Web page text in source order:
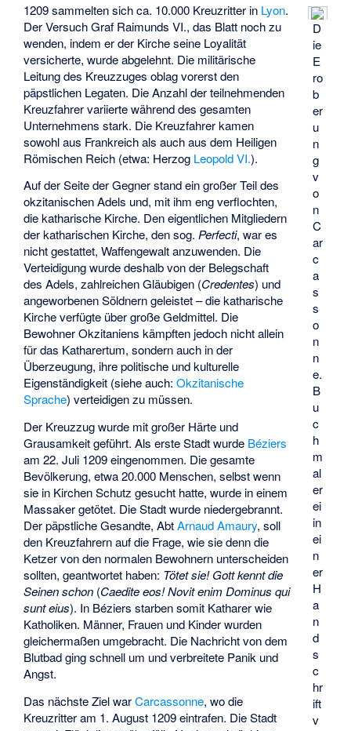
D
ie
E
ro
b
er
u
n
g
v
o
n
C
ar
c
a
s
s
o
n
n
e.
B
u
c
h
m
al
er
ei
in
ei
n
er
H
a
n
d
s
c
hr
ift
v
1209 sammelten sich ca. 10.000 Kreuzritter in Lyon.
Der Versuch Graf Raimunds VI., das Blatt noch zu
wenden, indem er der Kirche seine Loyalität
versicherte, wurde abgelehnt. Die militärische
Leitung des Kreuzzuges oblag vorerst den
päpstlichen Legaten. Die Anzahl der teilnehmenden
Kreuzfahrer variierte während des gesamten
Unternehmens stark. Die Kreuzfahrer kamen
sowohl aus Frankreich als auch aus dem Heiligen
Römischen Reich (etwa: Herzog Leopold VI.).
Auf der Seite der Gegner stand ein großer Teil des
okzitanischen Adels und, mit ihm eng verflochten,
die katharische Kirche. Den eigentlichen Mitgliedern
der katharischen Kirche, den sog. Perfecti, war es
nicht gestattet, Waffengewalt anzuwenden. Die
Verteidigung wurde deshalb von der Belegschaft
des Adels, zahlreichen Gläubigen (Credentes) und
angeworbenen Söldnern geleistet – die katharische
Kirche verfügte über große Geldmittel. Die
Bewohner Okzitaniens kämpften jedoch nicht allein
für das Katharertum, sondern auch in der
Überzeugung, ihre politische und kulturelle
Eigenständigkeit (siehe auch:Okzitanische
Sprache) verteidigen zu müssen.
Der Kreuzzug wurde mit großer Härte und
Grausamkeit geführt. Als erste Stadt wurde Béziers
am 22. Juli 1209 eingenommen. Die gesamte
Bevölkerung, etwa 20.000 Menschen, selbst wenn
sie in Kirchen Schutz gesucht hatte, wurde in einem
Massaker getötet. Die Stadt wurde niedergebrannt.
Der päpstliche Gesandte, AbtArnaud Amaury, soll
den Kreuzfahrern auf die Frage, wie sie denn die
Ketzer von den normalen Bewohnern unterscheiden
sollten, geantwortet haben: Tötet sie! Gott kennt die
Seinen schon (Caedite eos! Novit enim Dominus qui
sunt eius). In Béziers starben somit Katharer wie
Katholiken. Männer, Frauen und Kinder wurden
gleichermaßen umgebracht. Die Nachricht von dem
Blutbad ging schnell um und verbreitete Panik und
Angst.
Das nächste Ziel warCarcassonne, wo die
Kreuzritter am 1. August 1209 eintrafen. Die Stadt